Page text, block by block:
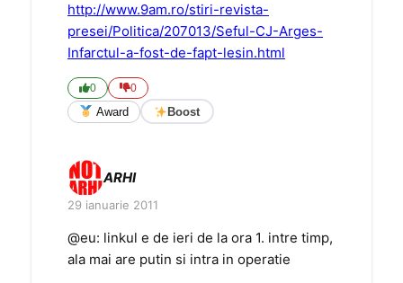
http://www.9am.ro/stiri-revista-
presei/Politica/207013/Seful-CJ-Arges-
Infarctul-a-fost-de-fapt-lesin.html
0 0
Award Boost
ARHI
29 ianuarie 2011
@eu: linkul e de ieri de la ora 1. intre timp,
ala mai are putin si intra in operatie